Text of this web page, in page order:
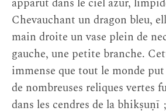
Chevauchant un dragon bleu,
main droite un vase plein de
gauche, une petite branche.
immense que tout le monde
de nombreuses reliques vertes
dans les cendres de la